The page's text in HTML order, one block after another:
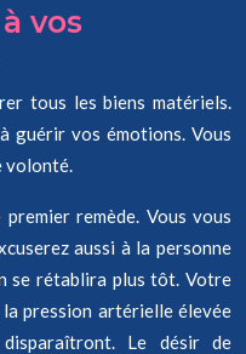
vos
tous les biens matériels.
guérir vos émotions. Vous
volonté.
remède. Vous vous
aussi à la personne
se rétablira plus tôt. Votre
pression artérielle élevée
Le désir de